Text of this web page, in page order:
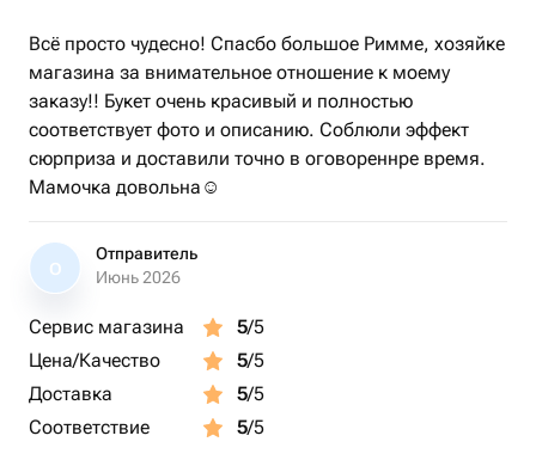
Всё просто чудесно! Спасбо большое Римме, хозяйке
магазина за внимательное отношение к моему
заказу!! Букет очень красивый и полностью
соответствует фото и описанию. Соблюли эффект
сюрприза и доставили точно в оговореннре время.
Мамочка довольна☺️
О
Отправитель
Июнь 2026
Сервис магазина 5/5
Цена/Качество
5/5
Доставка
5/5
Соответствие
5/5